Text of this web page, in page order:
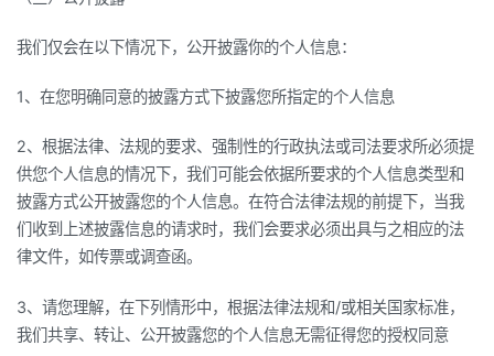
我们仅会在以下情况下，公开披露你的个人信息：
1、在您明确同意的披露方式下披露您所指定的个人信息
2、根据法律、法规的要求、强制性的行政执法或司法要求所必须提
供您个人信息的情况下，我们可能会依据所要求的个人信息类型和
披露方式公开披露您的个人信息。在符合法律法规的前提下，当我
们收到上述披露信息的请求时，我们会要求必须出具与之相应的法
律文件，如传票或调查函。
3、请您理解，在下列情形中，根据法律法规和/或相关国家标准，
我们共享、转让、公开披露您的个人信息无需征得您的授权同意